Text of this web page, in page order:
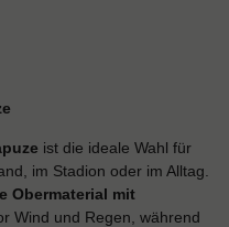
ist die ideale Wahl für
im Stadion oder im Alltag.
Obermaterial mit
Wind und Regen, während